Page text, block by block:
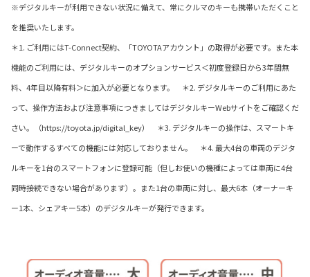
※デジタルキーが利用できない状況に備えて、常にクルマのキーも携帯いただくこと
を推奨いたします。
＊1. ご利用にはT-Connect契約、「TOYOTAアカウント」の取得が必要です。また本
機能のご利用には、デジタルキーのオプションサービス＜初度登録日から3年間無
料、4年目以降有料＞に加入が必要となります。 ＊2. デジタルキーのご利用にあた
って、操作方法および注意事項につきましてはデジタルキーWebサイトをご確認くだ
さい。（https://toyota.jp/digital_key） ＊3. デジタルキーの操作は、スマートキ
ーで動作するすべての機能には対応しておりません。 ＊4. 最大4台の車両のデジタ
ルキーを1台のスマートフォンに登録可能（但しお使いの機種によっては車両に4台
同時接続できない場合があります）。また1台の車両に対し、最大6本（オーナーキ
ー1本、シェアキー5本）のデジタルキーが発行できます。